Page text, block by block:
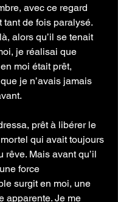
avec ce regard
tant de fois paralysé.
alors qu’il se tenait
je réalisai que
moi était prêt,
je n’avais jamais
prêt à libérer le
qui avait toujours
rêve. Mais avant qu’il
force
surgit en moi, une
apparente. Je me